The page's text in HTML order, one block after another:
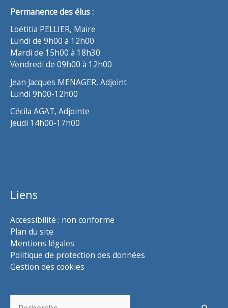
Permanence des élus :
Loëtitia PELLIER, Maire
Lundi de 9h00 à 12h00
Mardi de 15h00 à 18h30
Vendredi de 09h00 à 12h00
Jean Jacques MENAGER, Adjoint
Lundi 9h00-12h00
Cécila AGAT, Adjointe
Jeudi 14h00-17h00
Liens
Accessibilité : non conforme
Plan du site
Mentions légales
Politique de protection des données
Gestion des cookies